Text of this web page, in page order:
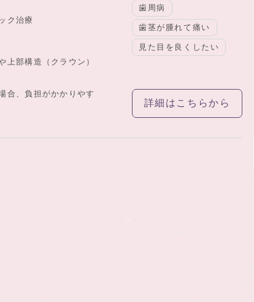
ク治療
上部構造（クラウン）
合、負担がかかりやす
歯周病
歯茎が腫れて痛い
見た目を良くしたい
詳細はこちらから